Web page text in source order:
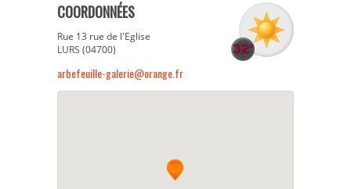
COORDONNÉES
Rue 13 rue de l'Eglise
LURS (04700)
arbefeuille-galerie@orange.fr